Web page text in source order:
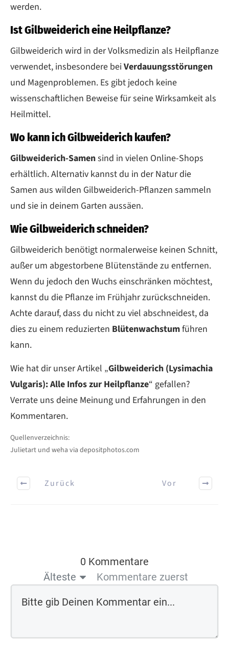
werden.
Ist Gilbweiderich eine Heilpflanze?
Gilbweiderich wird in der Volksmedizin als Heilpflanze
verwendet, insbesondere beiVerdauungsstörungen
und Magenproblemen. Es gibt jedoch keine
wissenschaftlichen Beweise für seine Wirksamkeit als
Heilmittel.
Wo kann ich Gilbweiderich kaufen?
Gilbweiderich-Samensind in vielen Online-Shops
erhältlich. Alternativ kannst du in der Natur die
Samen aus wilden Gilbweiderich-Pflanzen sammeln
und sie in deinem Garten aussäen.
Wie Gilbweiderich schneiden?
Gilbweiderich benötigt normalerweise keinen Schnitt,
außer um abgestorbene Blütenstände zu entfernen.
Wenn du jedoch den Wuchs einschränken möchtest,
kannst du die Pflanze im Frühjahr zurückschneiden.
Achte darauf, dass du nicht zu viel abschneidest, da
dies zu einem reduzierten Blütenwachstumführen
kann.
Wie hat dir unser Artikel „Gilbweiderich (Lysimachia
Vulgaris): Alle Infos zur Heilpflanze“ gefallen?
Verrate uns deine Meinung und Erfahrungen in den
Kommentaren.
Quellenverzeichnis:
Julietart und weha via depositphotos.com
Zurück Vor
0 Kommentare
Älteste
Kommentare zuerst